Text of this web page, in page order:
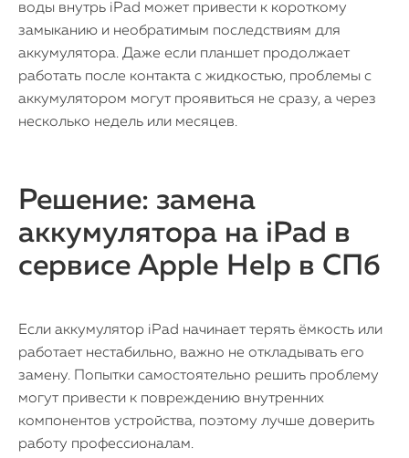
воды внутрь iPad может привести к короткому
замыканию и необратимым последствиям для
аккумулятора. Даже если планшет продолжает
работать после контакта с жидкостью, проблемы с
аккумулятором могут проявиться не сразу, а через
несколько недель или месяцев.
Решение: замена
аккумулятора на iPad в
сервисе Apple Help в СПб
Если аккумулятор iPad начинает терять ёмкость или
работает нестабильно, важно не откладывать его
замену. Попытки самостоятельно решить проблему
могут привести к повреждению внутренних
компонентов устройства, поэтому лучше доверить
работу профессионалам.